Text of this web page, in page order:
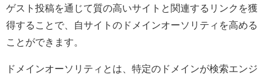
ゲスト投稿を通じて質の高いサイトと関連するリンクを獲
得することで、自サイトのドメインオーソリティを高める
ことができます。
ドメインオーソリティとは、特定のドメインが検索エンジ